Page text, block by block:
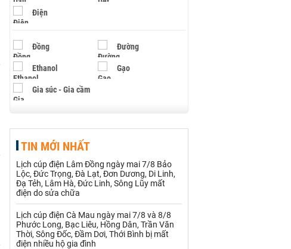
Điện
Đồng Đường
Ethanol Gạo
Gia súc - Gia cầm
Hạt điều
Khí đốt
Muối Ngũ cốc
Nhựa - Hạt nhựa
TIN MỚI NHẤT
Lịch cúp điện Lâm Đồng ngày mai 7/8 Bảo
Lộc, Đức Trọng, Đà Lạt, Đơn Dương, Di Linh,
Đạ Tẻh, Lâm Hà, Đức Linh, Sông Lũy mất
điện do sửa chữa
Lịch cúp điện Cà Mau ngày mai 7/8 và 8/8
Phước Long, Bạc Liêu, Hồng Dân, Trần Văn
Thời, Sông Đốc, Đầm Dơi, Thới Bình bị mất
điện nhiều hộ gia đình